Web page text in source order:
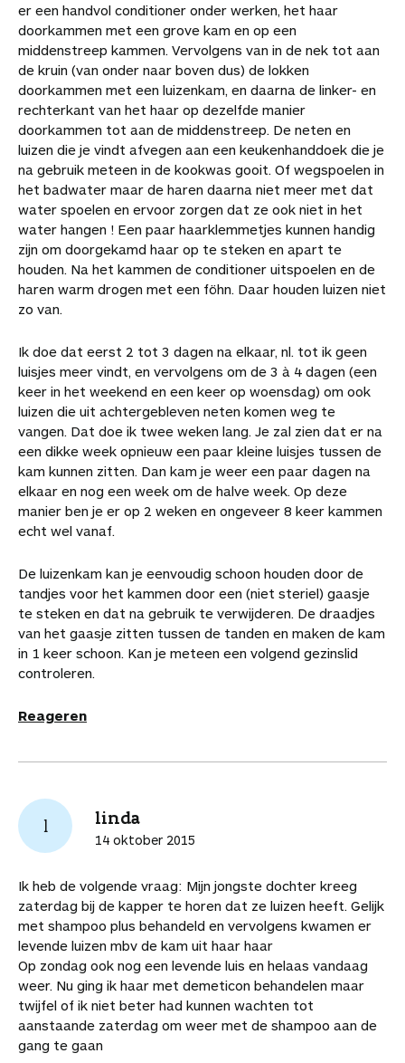
er een handvol conditioner onder werken, het haar
doorkammen met een grove kam en op een
middenstreep kammen. Vervolgens van in de nek tot aan
de kruin (van onder naar boven dus) de lokken
doorkammen met een luizenkam, en daarna de linker- en
rechterkant van het haar op dezelfde manier
doorkammen tot aan de middenstreep. De neten en
luizen die je vindt afvegen aan een keukenhanddoek die je
na gebruik meteen in de kookwas gooit. Of wegspoelen in
het badwater maar de haren daarna niet meer met dat
water spoelen en ervoor zorgen dat ze ook niet in het
water hangen ! Een paar haarklemmetjes kunnen handig
zijn om doorgekamd haar op te steken en apart te
houden. Na het kammen de conditioner uitspoelen en de
haren warm drogen met een föhn. Daar houden luizen niet
zo van.
Ik doe dat eerst 2 tot 3 dagen na elkaar, nl. tot ik geen
luisjes meer vindt, en vervolgens om de 3 à 4 dagen (een
keer in het weekend en een keer op woensdag) om ook
luizen die uit achtergebleven neten komen weg te
vangen. Dat doe ik twee weken lang. Je zal zien dat er na
een dikke week opnieuw een paar kleine luisjes tussen de
kam kunnen zitten. Dan kam je weer een paar dagen na
elkaar en nog een week om de halve week. Op deze
manier ben je er op 2 weken en ongeveer 8 keer kammen
echt wel vanaf.
De luizenkam kan je eenvoudig schoon houden door de
tandjes voor het kammen door een (niet steriel) gaasje
te steken en dat na gebruik te verwijderen. De draadjes
van het gaasje zitten tussen de tanden en maken de kam
in 1 keer schoon. Kan je meteen een volgend gezinslid
controleren.
Reageren
l linda
14 oktober 2015
Ik heb de volgende vraag: Mijn jongste dochter kreeg
zaterdag bij de kapper te horen dat ze luizen heeft. Gelijk
met shampoo plus behandeld en vervolgens kwamen er
levende luizen mbv de kam uit haar haar
Op zondag ook nog een levende luis en helaas vandaag
weer. Nu ging ik haar met demeticon behandelen maar
twijfel of ik niet beter had kunnen wachten tot
aanstaande zaterdag om weer met de shampoo aan de
gang te gaan